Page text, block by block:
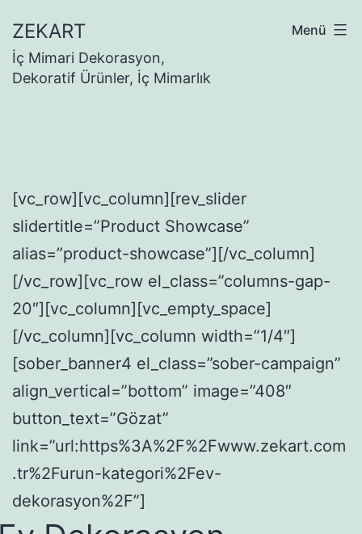
geçZEKART
İç Mimari Dekorasyon,
Dekoratif Ürünler, İç Mimarlık
Menü
[vc_row][vc_column][rev_slider
slidertitle=”Product Showcase”
alias=”product-showcase”][/vc_column]
[/vc_row][vc_row el_class=”columns-gap-
20″][vc_column][vc_empty_space]
[/vc_column][vc_column width=”1/4″]
[sober_banner4 el_class=”sober-campaign”
align_vertical=”bottom” image=”408″
button_text=”Gözat”
link=”url:https%3A%2F%2Fwww.zekart.com
.tr%2Furun-kategori%2Fev-
dekorasyon%2F”]